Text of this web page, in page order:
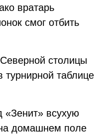
вратарь
смог отбить
столицы
таблице
всухую
домашнем поле